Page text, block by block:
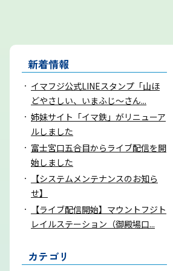
気象庁 関連リンク
運営会社
新着情報
イマフジ公式LINEスタンプ「山ほ
どやさしい、いまふじ～さん...
姉妹サイト「イマ鉄」がリニューア
ルしました
富士宮口五合目からライブ配信を開
始しました
【システムメンテナンスのお知ら
せ】
【ライブ配信開始】マウントフジト
レイルステーション（御殿場口...
カテゴリ